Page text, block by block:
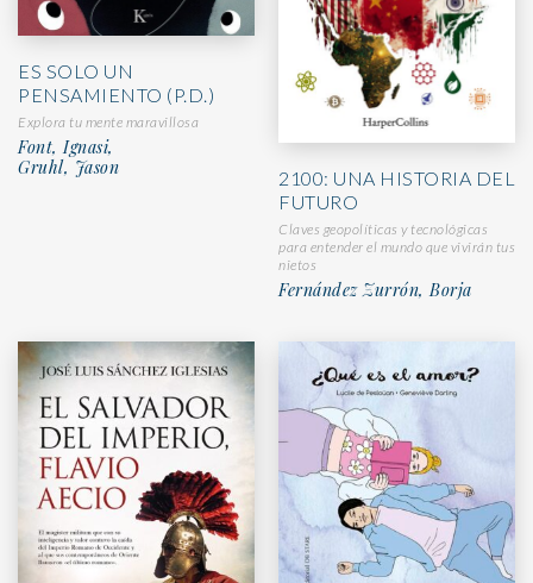
ES SOLO UN
PENSAMIENTO (P.D.)
Explora tu mente maravillosa
Font, Ignasi,
Gruhl, Jason
2100: UNA HISTORIA DEL
FUTURO
Claves geopolíticas y tecnológicas
para entender el mundo que vivirán tus
nietos
Fernández Zurrón, Borja